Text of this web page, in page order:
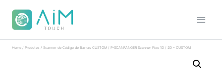
Home / Produtos / Scanner de Código de Barras CUSTOM / P-SCANRANGER Scanner Fixo 1D / 2D – CUSTOM